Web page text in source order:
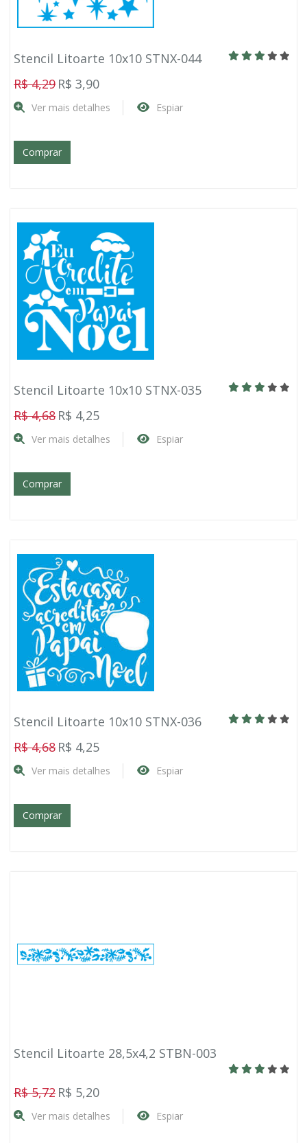
Stencil Litoarte 10x10 STNX-044
R$ 4,29 R$ 3,90
Ver mais detalhes Espiar
Comprar
Stencil Litoarte 10x10 STNX-035
R$ 4,68 R$ 4,25
Ver mais detalhes Espiar
Comprar
Stencil Litoarte 10x10 STNX-036
R$ 4,68 R$ 4,25
Ver mais detalhes Espiar
Comprar
Stencil Litoarte 28,5x4,2 STBN-003
R$ 5,72 R$ 5,20
Ver mais detalhes Espiar